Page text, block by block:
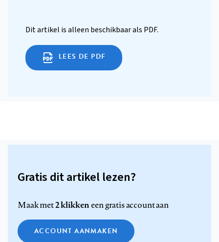
Dit artikel is alleen beschikbaar als PDF.
LEES DE PDF
Gratis dit artikel lezen?
Maak met2 klikkeneen gratis account aan
ACCOUNT AANMAKEN